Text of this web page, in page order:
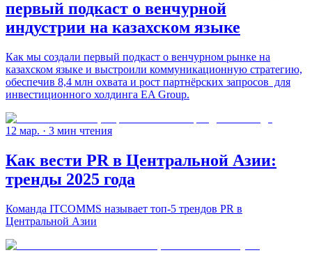
первый подкаст о венчурной
индустрии на казахском языке
Как мы создали первый подкаст о венчурном рынке на
казахском языке и выстроили коммуникационную стратегию,
обеспечив 8,4 млн охвата и рост партнёрских запросов для
инвестиционного холдинга EA Group.
12 мар. · 3 мин чтения
Как вести PR в Центральной Азии:
тренды 2025 года
Команда ITCOMMS называет топ-5 трендов PR в
Центральной Азии